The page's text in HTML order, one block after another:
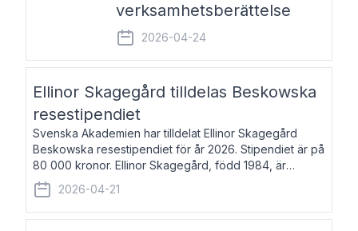
verksamhetsberättelse
2026-04-24
Ellinor Skagegård tilldelas Beskowska
resestipendiet
Svenska Akademien har tilldelat Ellinor Skagegård
Beskowska resestipendiet för år 2026. Stipendiet är på
80 000 kronor. Ellinor Skagegård, född 1984, är
författare, journalist och musiker. Hon skriver
återkommande för Svenska Dagbladet, Ups
2026-04-21